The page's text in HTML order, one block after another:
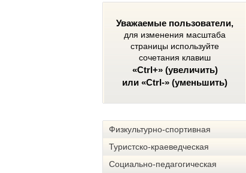
Уважаемые пользователи,
для изменения масштаба
страницы используйте
сочетания клавиш
«Ctrl+» (увеличить)
или «Ctrl-» (уменьшить)
Физкультурно-спортивная
Туристско-краеведческая
Социально-педагогическая